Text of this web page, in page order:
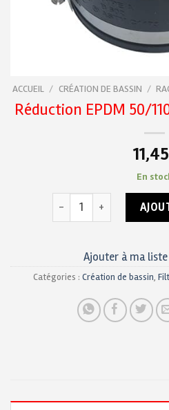
ACCUEIL / CRÉATION DE BASSIN /
Réduction EPDM 50/
11,45
En
quantité de Réduction
Ajouter à ma
Catégories : Création de bassin,